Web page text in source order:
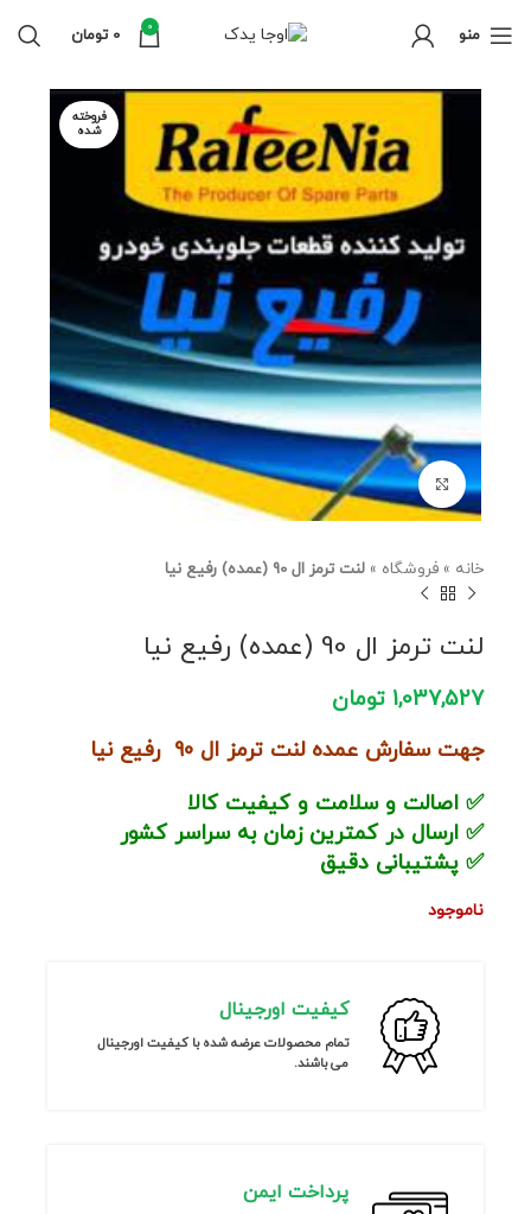
منو 0
0 تومان
فروخته
شده
برای بزرگنمایی کلیک کنید
خانه » فروشگاه » لنت ترمز ال 90 (عمده) رفیع نیا
لنت ترمز ال 90 (عمده) رفیع نیا
1,037,527 تومان
جهت سفارش عمده لنت ترمز ال 90 رفیع نیا
✅ اصالت و سلامت و کیفیت کالا
✅ ارسال در کمترین زمان به سراسر کشور
✅ پشتیبانی دقیق
ناموجود
کیفیت اورجینال
تمام محصولات عرضه شده با کیفیت اورجینال
می باشند.
پرداخت ایمن